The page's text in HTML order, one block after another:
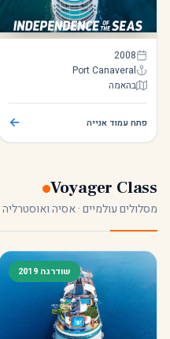
Independence of the Seas
2008
Port Canaveral
בהאמה
פתח עמוד אנייה ←
Voyager Class
מסלולים עולמיים · אסיה ואוסטרליה · 5
שודרגה 2019